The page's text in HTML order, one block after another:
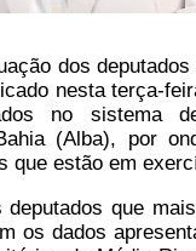
dos
nesta terça-
no sistema
(Alba), por
que estão em
que
os dados